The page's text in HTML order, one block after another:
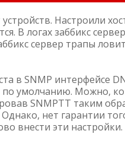
Настроили
В логах заббикс
сервер трапы
в SNMP интерфейсе
по умолчанию. Можно,
SNMPTT таким
нет гарантии
внести эти